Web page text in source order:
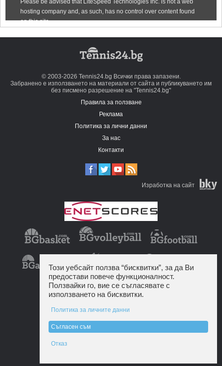
© 2003-2026 Tennis24.bg Всички права запазени.
Забранено е използването на материали от сайта и публикуването им
без писмено разрешение на "Tennis24.bg"
Правила за ползване
Реклама
Политика за лични данни
За нас
Контакти
Изработка на сайт
Този уебсайт ползва “бисквитки”, за да Ви
предостави повече функционалност.
Ползвайки го, вие се съгласявате с
използването на бисквитки.
Политика за личните данни
Съгласен съм
Отказ